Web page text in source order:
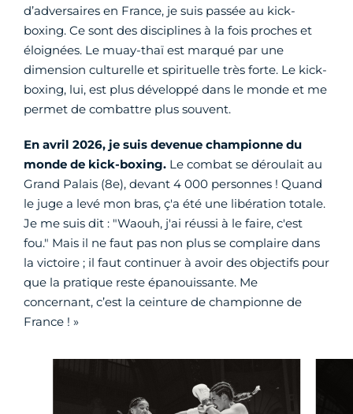
d’adversaires en France, je suis passée au kick-
boxing. Ce sont des disciplines à la fois proches et
éloignées. Le muay-thaï est marqué par une
dimension culturelle et spirituelle très forte. Le kick-
boxing, lui, est plus développé dans le monde et me
permet de combattre plus souvent.
En avril 2026, je suis devenue championne du
monde de kick-boxing. Le combat se déroulait au
Grand Palais (8e), devant 4 000 personnes ! Quand
le juge a levé mon bras, ç'a été une libération totale.
Je me suis dit : "Waouh, j'ai réussi à le faire, c'est
fou." Mais il ne faut pas non plus se complaire dans
la victoire ; il faut continuer à avoir des objectifs pour
que la pratique reste épanouissante. Me
concernant, c’est la ceinture de championne de
France ! »